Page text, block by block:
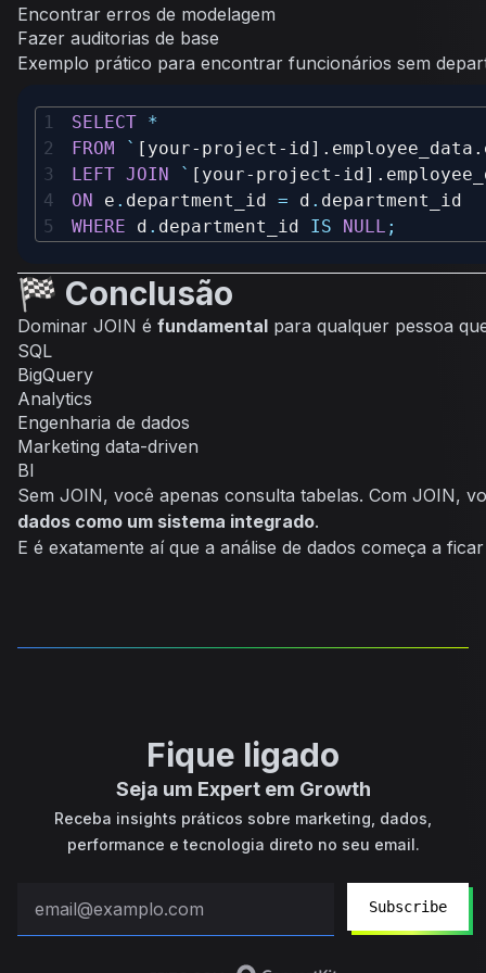
Encontrar erros de modelagem
Fazer auditorias de base
Exemplo prático para encontrar funcionários sem
SELECT *
FROM
` [your-project-
LEFT JOIN ` [your-project-
ON e . department_id = d .
WHERE d . department_id IS NULL ;
🏁 Conclusão
Dominar JOIN é fundamental para qualquer pessoa
SQL
BigQuery
Analytics
Engenharia de dados
Marketing data-driven
BI
Sem JOIN, você apenas consulta tabelas. Com JOIN,
dados como um sistema integrado.
E é exatamente aí que a análise de dados começa a
Fique ligado
Seja um Expert em Growth
Receba insights práticos sobre marketing, dados,
performance e tecnologia direto no seu email.
Subscribe